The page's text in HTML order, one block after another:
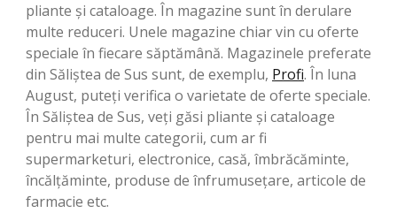
pliante și cataloage. În magazine sunt în derulare
multe reduceri. Unele magazine chiar vin cu oferte
speciale în fiecare săptămână. Magazinele preferate
din Săliştea de Sus sunt, de exemplu, Profi. În luna
August, puteți verifica o varietate de oferte speciale.
În Săliştea de Sus, veți găsi pliante și cataloage
pentru mai multe categorii, cum ar fi
supermarketuri, electronice, casă, îmbrăcăminte,
încălțăminte, produse de înfrumusețare, articole de
farmacie etc.